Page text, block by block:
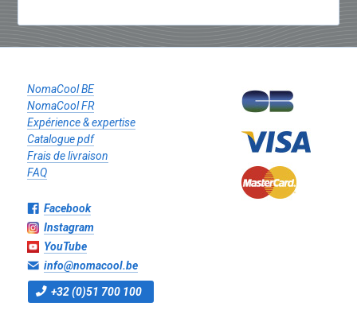
NomaCool BE
NomaCool FR
Expérience & expertise
Catalogue pdf
Frais de livraison
FAQ
Facebook
Instagram
YouTube
info@nomacool.be
+32 (0)51 700 100